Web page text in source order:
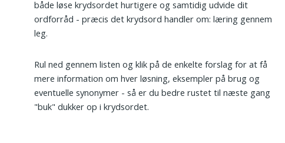
både løse krydsordet hurtigere og samtidig udvide dit
ordforråd - præcis det krydsord handler om: læring gennem
leg.
Rul ned gennem listen og klik på de enkelte forslag for at få
mere information om hver løsning, eksempler på brug og
eventuelle synonymer - så er du bedre rustet til næste gang
"buk" dukker op i krydsordet.